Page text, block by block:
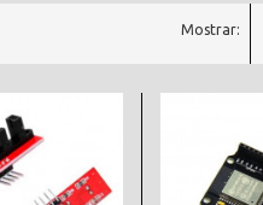
Mostrar: